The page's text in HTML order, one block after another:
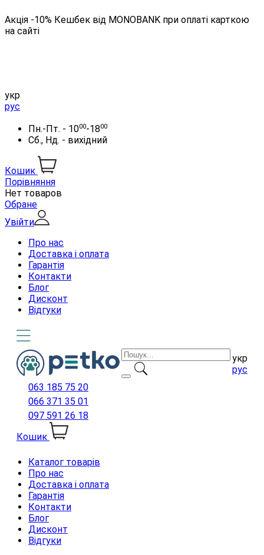
Акція -10% Кешбек від MONOBANK при оплаті карткою
на сайті
укр
рус
Пн.-Пт. - 1000-1800
Сб., Нд. - вихідний
Кошик
Порівняння
Нет товаров
Обране
Увійти
Про нас
Доставка і оплата
Гарантія
Контакти
Блог
Дисконт
Відгуки
укр
рус
063 185 75 20
066 371 35 01
097 591 26 18
Кошик
Каталог товарів
Про нас
Доставка і оплата
Гарантія
Контакти
Блог
Дисконт
Відгуки